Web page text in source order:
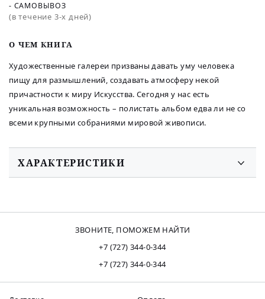
O ЧЕМ КНИГА
Художественные галереи призваны давать уму человека
пищу для размышлений, создавать атмосферу некой
причастности к миру Искусства. Сегодня у нас есть
уникальная возможность – полистать альбом едва ли не со
всеми крупными собраниями мировой живописи.
- САМОВЫВОЗ
(в течение 3-х дней)
ХАРАКТЕРИСТИКИ
ЗВОНИТЕ, ПОМОЖЕМ НАЙТИ
+7 (727) 344-0-344
+7 (727) 344-0-344